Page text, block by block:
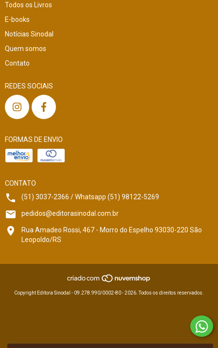
Todos os Livros
E-books
Notícias Sinodal
Quem somos
Contato
REDES SOCIAIS
FORMAS DE ENVIO
CONTATO
(51) 3037-2366 / Whatsapp (51) 98122-5269
pedidos@editorasinodal.com.br
Rua Amadeo Rossi, 467 - Morro do Espelho 93030-220 São
Leopoldo/RS
Copyright Editora Sinodal - 09.278.990/0002-80 - 2026. Todos os direitos reservados.